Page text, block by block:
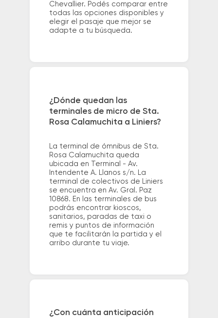
Chevallier. Podés comparar entre
todas las opciones disponibles y
elegir el pasaje que mejor se
adapte a tu búsqueda.
¿Dónde quedan las
terminales de micro de Sta.
Rosa Calamuchita a Liniers?
La terminal de ómnibus de Sta.
Rosa Calamuchita queda
ubicada en Terminal - Av.
Intendente A. Llanos s/n. La
terminal de colectivos de Liniers
se encuentra en Av. Gral. Paz
10868. En las terminales de bus
podrás encontrar kioscos,
sanitarios, paradas de taxi o
remis y puntos de información
que te facilitarán la partida y el
arribo durante tu viaje.
¿Con cuánta anticipación